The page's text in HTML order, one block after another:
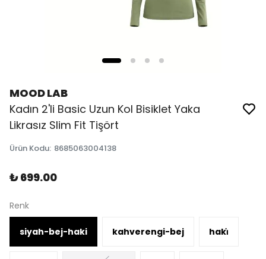
MOOD LAB
Kadın 2'li Basic Uzun Kol Bisiklet Yaka
Likrasız Slim Fit Tişört
Ürün Kodu: 8685063004138
₺ 699.00
Renk
siyah-bej-haki kahverengi-bej haki̇